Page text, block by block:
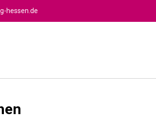
hessen.de